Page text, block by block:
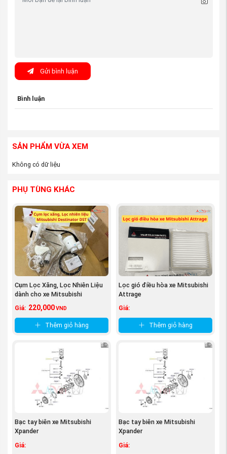
(Suốt phanh xe mitsubishi Xpander nguồn
Một số lưu ý khi chọn mua Suốt phanh xe
mitsubishi Xpander hàng
CHÍNH HÃNG:
Tem nhãn: Theo đúng tiêu chuẩn Mitsubishi
Bao bì: sản phẩm được đựng trong bầu theo tiêu
chuẩn của Mitsubishi morto.
Đường nét sản phẩm sắc sảo, rõ nét. không có
nhựa thừa, không trầy xước.
Gửi bình luận
Bình luận
SẢN PHẨM VỪA XEM
Không có dữ liệu
PHỤ TÙNG KHÁC
Cụm Lọc Xăng, Lọc Nhiên Liệu
dành cho xe Mitsubishi
Destinator DST ...
Giá: 220,000 VND
Thêm giỏ hàng
Lọc gió điều hòa xe Mitsubishi
Attrage
Giá:
Thêm giỏ hàng
Bạc tay biên xe Mitsubishi
Xpander
Giá:
Bạc tay biên xe Mitsubishi
Xpander
Giá: